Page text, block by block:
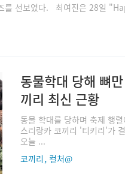
를 선보였다. 최여진은 28일
동물학대 당해 뼈
끼리 최신 근황
동물 학대를 당하며 축제 행
스리랑카 코끼리 '티키리'가
오늘 ...
코끼리, 컬처@